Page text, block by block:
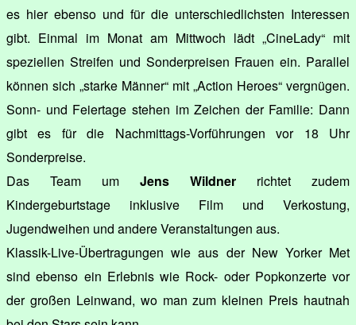
es hier ebenso und für die unterschiedlichsten Interessen
gibt. Einmal im Monat am Mittwoch lädt „CineLady“ mit
speziellen Streifen und Sonderpreisen Frauen ein. Parallel
können sich „starke Männer“ mit „Action Heroes“ vergnügen.
Sonn- und Feiertage stehen im Zeichen der Familie: Dann
gibt es für die Nachmittags-Vorführungen vor 18 Uhr
Sonderpreise.
Das Team um Jens Wildner richtet zudem
Kindergeburtstage inklusive Film und Verkostung,
Jugendweihen und andere Veranstaltungen aus.
Klassik-Live-Übertragungen wie aus der New Yorker Met
sind ebenso ein Erlebnis wie Rock- oder Popkonzerte vor
der großen Leinwand, wo man zum kleinen Preis hautnah